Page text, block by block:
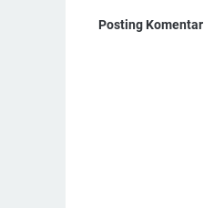
Posting Komentar